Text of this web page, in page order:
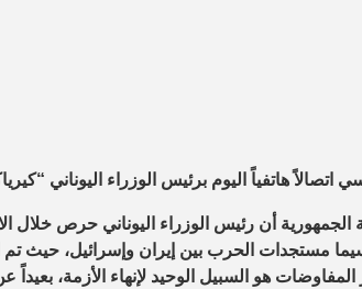
اتصالاً هاتفياً اليوم برئيس الوزراء اليوناني
أن رئيس الوزراء اليوناني حرص خلال
مستجدات الحرب بين إيران وإسرائيل، حيث
هو السبيل الوحيد لإنهاء الأزمة،